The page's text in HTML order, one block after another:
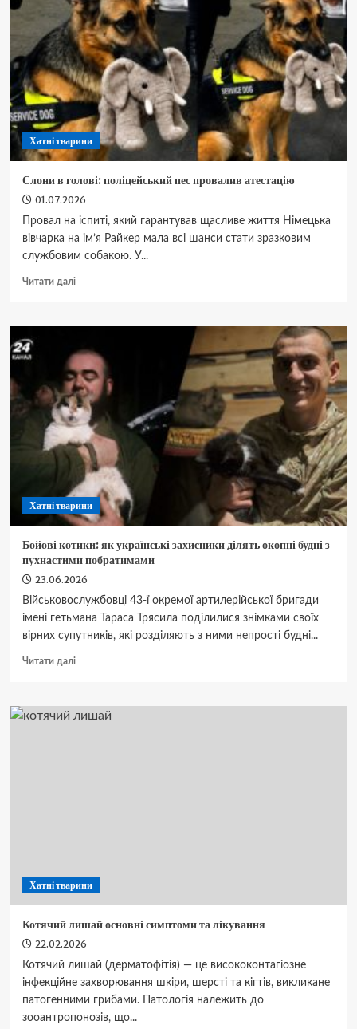
унікальний
рекордсмен,
який
підкорив
Книгу
рекордів
Гіннеса
Хатні тварини
Слони в голові: поліцейський пес провалив атестацію
01.07.2026
Провал на іспиті, який гарантував щасливе життя Німецька
вівчарка на ім’я Райкер мала всі шанси стати зразковим
службовим собакою. У...
Читати даліДокладніше
в
поліцейський
пес
провалив
атестацію
Хатні тварини
Бойові котики: як українські захисники ділять окопні будні з
пухнастими побратимами
23.06.2026
Військовослужбовці 43-ї окремої артилерійської бригади
імені гетьмана Тараса Трясила поділилися знімками своїх
вірних супутників, які розділяють з ними непрості будні...
Читати даліДокладніше
котики:
як
Хатні тварини
Котячий лишай основні симптоми та лікування
22.02.2026
Котячий лишай (дерматофітія) — це висококонтагіозне
інфекційне захворювання шкіри, шерсті та кігтів, викликане
патогенними грибами. Патологія належить до
зооантропонозів, що...